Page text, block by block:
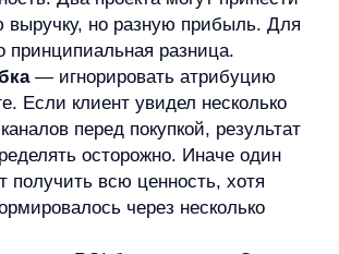
полезным, нужно заранее
результатом и какие
Иначе показатель
но давать неверный
говорит, что вложения
логике расчёта.
показывает, что результат
Универсального хорошего